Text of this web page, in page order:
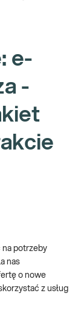
e-
-
na potrzeby
nas
o nowe
z usług